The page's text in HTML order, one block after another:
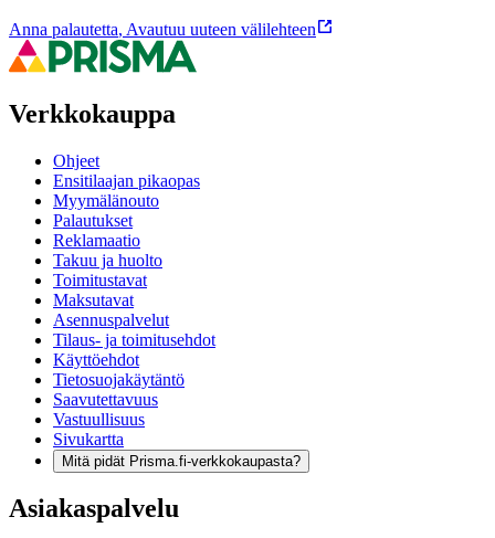
Anna palautetta, Avautuu uuteen välilehteen
Verkkokauppa
Ohjeet
Ensitilaajan pikaopas
Myymälänouto
Palautukset
Reklamaatio
Takuu ja huolto
Toimitustavat
Maksutavat
Asennuspalvelut
Tilaus- ja toimitusehdot
Käyttöehdot
Tietosuojakäytäntö
Saavutettavuus
Vastuullisuus
Sivukartta
Mitä pidät Prisma.fi-verkkokaupasta?
Asiakaspalvelu